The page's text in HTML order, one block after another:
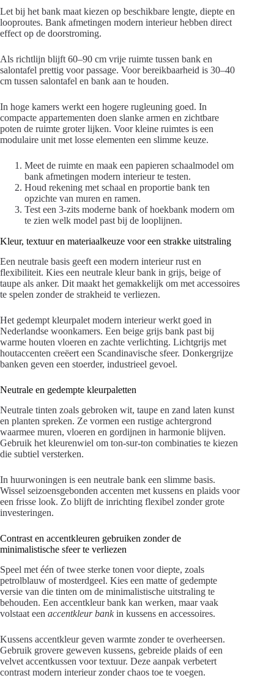
Let bij het bank maat kiezen op beschikbare lengte, diepte en
looproutes. Bank afmetingen modern interieur hebben direct
effect op de doorstroming.
Als richtlijn blijft 60–90 cm vrije ruimte tussen bank en
salontafel prettig voor passage. Voor bereikbaarheid is 30–40
cm tussen salontafel en bank aan te houden.
In hoge kamers werkt een hogere rugleuning goed. In
compacte appartementen doen slanke armen en zichtbare
poten de ruimte groter lijken. Voor kleine ruimtes is een
modulaire unit met losse elementen een slimme keuze.
Meet de ruimte en maak een papieren schaalmodel om
bank afmetingen modern interieur te testen.
Houd rekening met schaal en proportie bank ten
opzichte van muren en ramen.
Test een 3-zits moderne bank of hoekbank modern om
te zien welk model past bij de looplijnen.
Kleur, textuur en materiaalkeuze voor een strakke uitstraling
Een neutrale basis geeft een modern interieur rust en
flexibiliteit. Kies een neutrale kleur bank in grijs, beige of
taupe als anker. Dit maakt het gemakkelijk om met accessoires
te spelen zonder de strakheid te verliezen.
Het gedempt kleurpalet modern interieur werkt goed in
Nederlandse woonkamers. Een beige grijs bank past bij
warme houten vloeren en zachte verlichting. Lichtgrijs met
houtaccenten creëert een Scandinavische sfeer. Donkergrijze
banken geven een stoerder, industrieel gevoel.
Neutrale en gedempte kleurpaletten
Neutrale tinten zoals gebroken wit, taupe en zand laten kunst
en planten spreken. Ze vormen een rustige achtergrond
waarmee muren, vloeren en gordijnen in harmonie blijven.
Gebruik het kleurenwiel om ton-sur-ton combinaties te kiezen
die subtiel versterken.
In huurwoningen is een neutrale bank een slimme basis.
Wissel seizoensgebonden accenten met kussens en plaids voor
een frisse look. Zo blijft de inrichting flexibel zonder grote
investeringen.
Contrast en accentkleuren gebruiken zonder de
minimalistische sfeer te verliezen
Speel met één of twee sterke tonen voor diepte, zoals
petrolblauw of mosterdgeel. Kies een matte of gedempte
versie van die tinten om de minimalistische uitstraling te
behouden. Een accentkleur bank kan werken, maar vaak
volstaat een accentkleur bankin kussens en accessoires.
Kussens accentkleur geven warmte zonder te overheersen.
Gebruik grovere geweven kussens, gebreide plaids of een
velvet accentkussen voor textuur. Deze aanpak verbetert
contrast modern interieur zonder chaos toe te voegen.